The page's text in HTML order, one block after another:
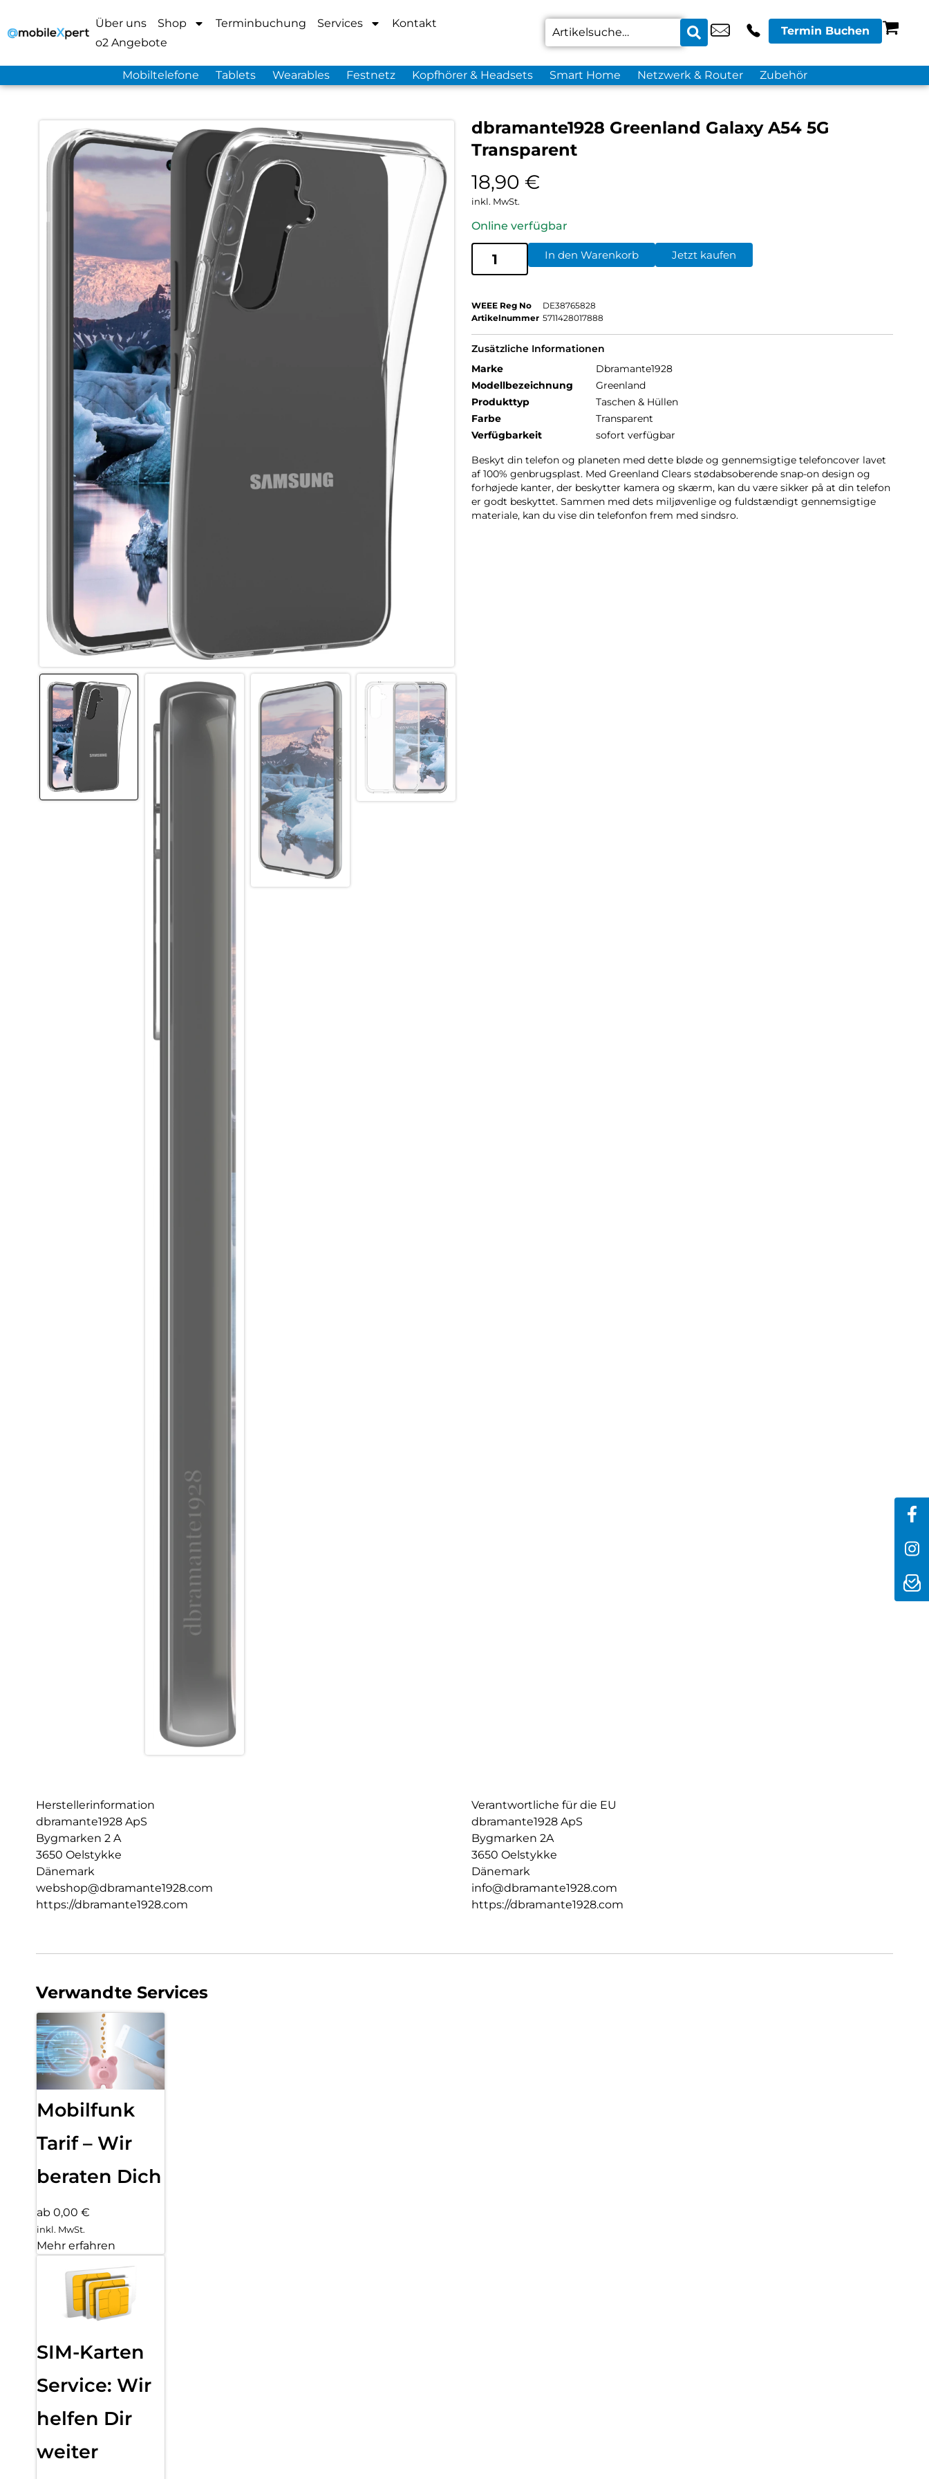
Über uns Shop Terminbuchung Services
Kontakt
o2 Angebote
Termin Buchen
Mobiltelefone Tablets Wearables Festnetz Kopfhörer & Headsets Smart Home Netzwerk & Router Zubehör
dbramante1928 Greenland Galaxy A54 5G
Transparent
18,90 €
inkl. MwSt.
Online verfügbar
In den Warenkorb Jetzt kaufen
WEEE Reg No
DE38765828
Artikelnummer 5711428017888
Zusätzliche Informationen
Marke
Dbramante1928
Modellbezeichnung
Greenland
Produkttyp
Taschen & Hüllen
Farbe
Transparent
Verfügbarkeit
sofort verfügbar
Beskyt din telefon og planeten med dette bløde og gennemsigtige telefoncover lavet
af 100% genbrugsplast. Med Greenland Clears stødabsoberende snap-on design og
forhøjede kanter, der beskytter kamera og skærm, kan du være sikker på at din telefon
er godt beskyttet. Sammen med dets miljøvenlige og fuldstændigt gennemsigtige
materiale, kan du vise din telefonfon frem med sindsro.
Herstellerinformation
dbramante1928 ApS
Bygmarken 2 A
3650 Oelstykke
Dänemark
webshop@dbramante1928.com
https://dbramante1928.com
Verantwortliche für die EU
dbramante1928 ApS
Bygmarken 2A
3650 Oelstykke
Dänemark
info@dbramante1928.com
https://dbramante1928.com
Verwandte Services
Mobilfunk
Tarif – Wir
beraten Dich
ab 0,00 €
inkl. MwSt.
Mehr erfahren
SIM-Karten
Service: Wir
helfen Dir
weiter